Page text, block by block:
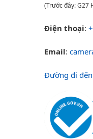
(Trước đây: G27
Điện thoại:
Email:
Đường đi đến